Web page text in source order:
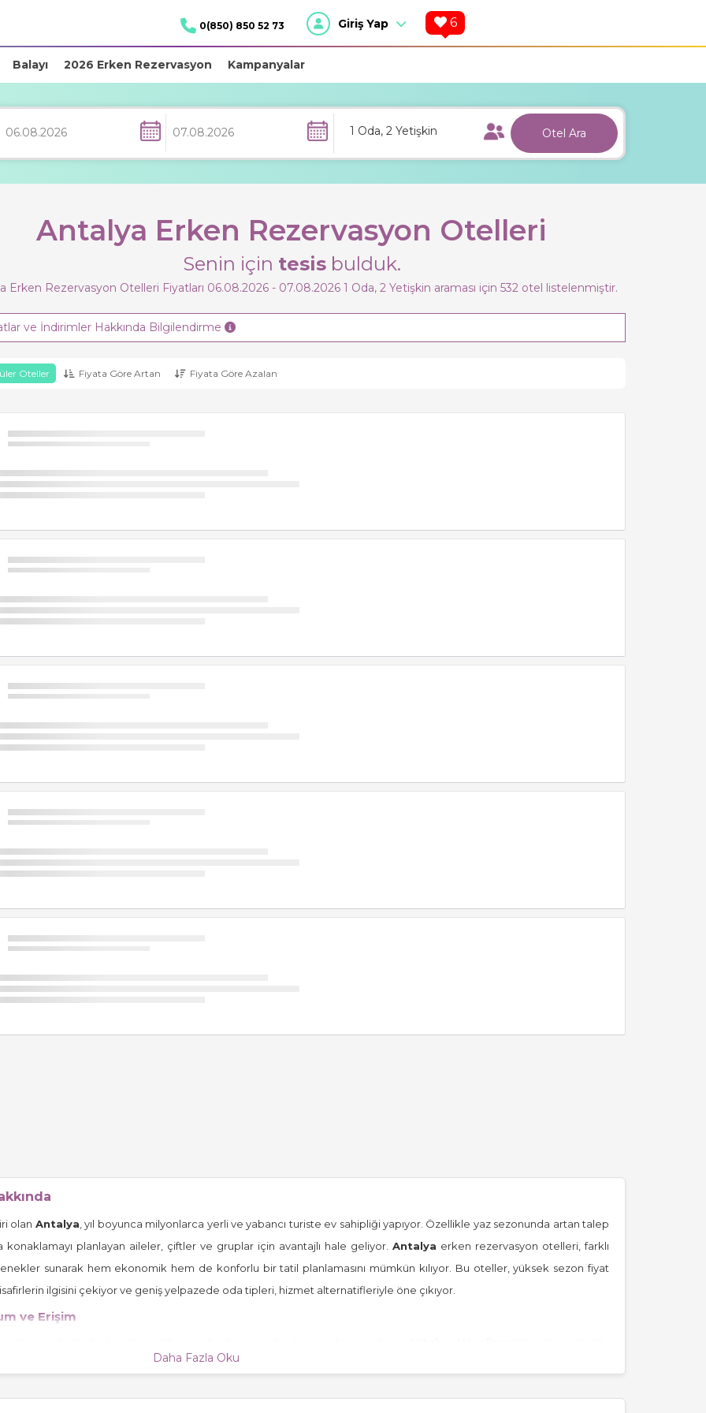
0(850) 850 52 73 Giriş Yap 6
Balayı 2026 Erken Rezervasyon Kampanyalar
1 Oda, 2Yetişkin Otel Ara
Antalya Erken Rezervasyon Otelleri
Senin için tesisbulduk.
Erken Rezervasyon Otelleri Fiyatları 06.08.2026 - 07.08.20261 Oda,2 Yetişkin araması için 532 otel listelenmiştir.
ve İndirimler Hakkında Bilgilendirme
Oteller Fiyata Göre Artan Fiyata Göre Azalan
olan Antalya , yıl boyunca milyonlarca yerli ve yabancı turiste ev sahipliği yapıyor. Özellikle yaz sezonunda artan talep
konaklamayı planlayan aileler, çiftler ve gruplar için avantajlı hale geliyor. Antalya erken rezervasyon otelleri, farklı
sunarak hem ekonomik hem de konforlu bir tatil planlamasını mümkün kılıyor. Bu oteller, yüksek sezon fiyat
ilgisini çekiyor ve geniş yelpazede oda tipleri, hizmet alternatifleriyle öne çıkıyor.
ve Erişim
Konyaaltı gibi merkezi bölgelerde otellerin yürüyüş mesafesinde alışveriş ve eğlence noktalarına erişim imkanı
Daha Fazla Oku